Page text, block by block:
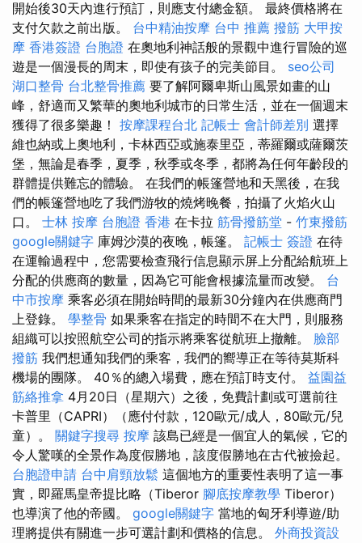
開始後30天內進行預訂，則應支付總金額。 最終價格將在
支付欠款之前出版。 台中精油按摩 台中 推薦 撥筋 大甲按
摩 香港簽證 台胞證 在奧地利神話般的景觀中進行冒險的巡
遊是一個漫長的周末，即使有孩子的完美節目。 seo公司
湖口整骨 台北整骨推薦 要了解阿爾卑斯山風景如畫的山
峰，舒適而又繁華的奧地利城市的日常生活，並在一個週末
獲得了很多樂趣！ 按摩課程台北 記帳士 會計師差別 選擇
維也納或上奧地利，卡林西亞或施泰里亞，蒂羅爾或薩爾茨
堡，無論是春季，夏季，秋季或冬季，都將為任何年齡段的
群體提供難忘的體驗。 在我們的帳篷營地和天黑後，在我
們的帳篷營地吃了我們游牧的燒烤晚餐，拍攝了火焰火山
口。 士林 按摩 台胞證 香港 在卡拉 筋骨撥筋堂 - 竹東撥筋
google關鍵字 庫姆沙漠的夜晚，帳篷。 記帳士 簽證 在待
在運輸過程中，您需要檢查飛行信息顯示屏上分配給航班上
分配的供應商的數量，因為它可能會根據流量而改變。 台
中市按摩 乘客必須在開始時間的最新30分鐘內在供應商門
上登錄。 學整骨 如果乘客在指定的時間不在大門，則服務
組織可以按照航空公司的指示將乘客從航班上撤離。 臉部
撥筋 我們想通知我們的乘客，我們的嚮導正在等待莫斯科
機場的團隊。 40％的總入場費，應在預訂時支付。 益園益
筋絡推拿 4月20日（星期六）之後，免費計劃或可選前往
卡普里（CAPRI）（應付付款，120歐元/成人，80歐元/兒
童）。 關鍵字搜尋 按摩 該島已經是一個宜人的氣候，它的
令人驚嘆的全景作為度假勝地，該度假勝地在古代被撿起。
台胞證申請 台中肩頸放鬆 這個地方的重要性表明了這一事
實，即羅馬皇帝提比略（Tiberor 腳底按摩教學 Tiberor）
也導演了他的帝國。 google關鍵字 當地的匈牙利導遊/助
理將提供有關進一步可選計劃和價格的信息。 外商投資設